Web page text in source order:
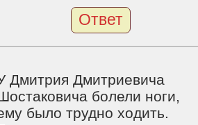
Ответ
Дмитрия Дмитриевича
болели ноги,
было трудно ходить.